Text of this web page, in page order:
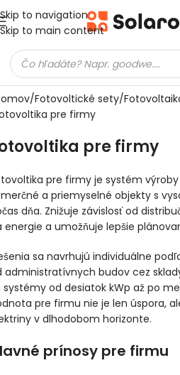
Skip to navigation
Skip to main content
max.
1
Fotovoltické sety
pre firmy
pre firmy
pre firmy je systém
a priemyselné objekty s
dňa. Znižuje závislosť od
energie a umožňuje lepšie
sa navrhujú individuálne
administratívnych budov cez
systémy od desiatok kWp až po
pre firmu nie je len úspora,
v dlhodobom horizonte.
prínosy pre firmu